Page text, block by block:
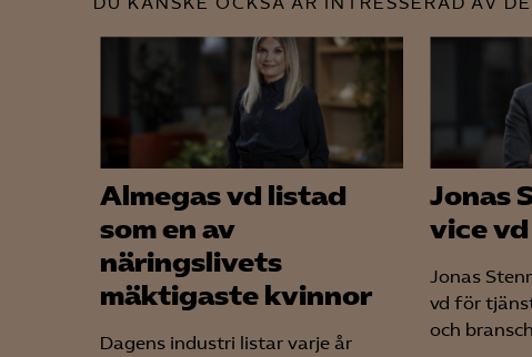
Almegas vd listad
som en av
näringslivets
mäktigaste kvinnor
Dagens industri listar varje år
Jonas
vice
Jonas
vd för
och